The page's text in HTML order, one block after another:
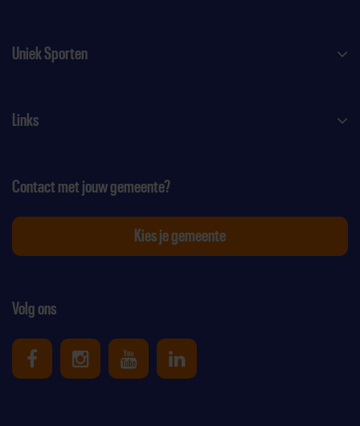
Uniek Sporten
Links
Volg ons
Uniek Sporten op Facebook
Uniek Sporten op Instagram
Uniek Sporten op Youtube
Uniek Sporten op
Contact met jouw gemeente?
Kies je gemeente